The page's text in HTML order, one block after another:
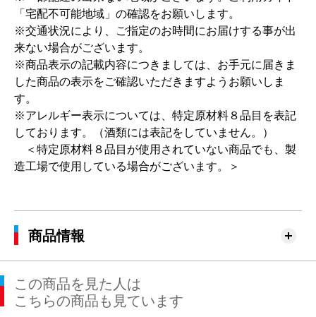
「宅配不可能地域」の確認をお願いします。
※交通状況により、ご指定のお時間にお届けする事が出
来ない場合がございます。
※商品表示の記載内容につきましては、お手元に届きま
した商品の表示をご確認いただきますようお願いしま
す。
※アレルギー表示については、特定原材料８品目を表記
しております。（酒類には表記をしていません。）
＜特定原材料８品目が使用されていない商品でも、製
造工場で使用している場合がございます。＞
商品情報
この商品を見た人は
こちらの商品も見ています